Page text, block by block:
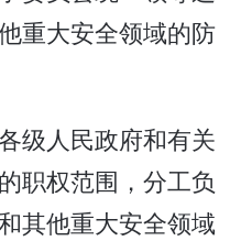
重大安全领域的防
级人民政府和有关
职权范围，分工负
其他重大安全领域